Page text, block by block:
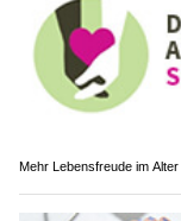
Mehr Lebensfreude im